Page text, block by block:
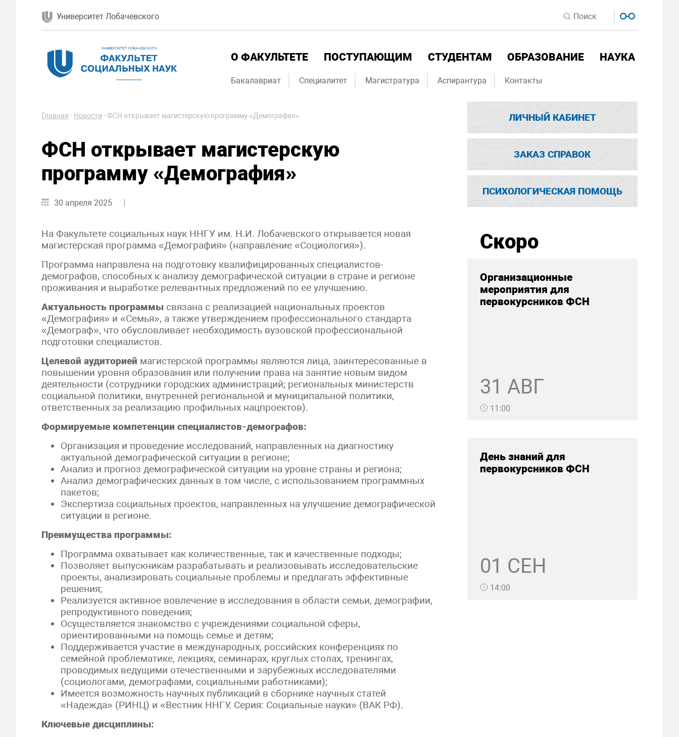
Университет Лобачевского
О ФАКУЛЬТЕТЕ ПОСТУПАЮЩИМ СТУДЕНТАМ ОБРАЗОВАНИЕ НАУКА
Бакалавриат Специалитет Магистратура Аспирантура Контакты
Главная - Новости -ФСН открывает магистерскую программу «Демография»
ФСН открывает магистерскую
программу «Демография»
30 апреля 2025
На Факультете социальных наук ННГУ им. Н.И. Лобачевского открывается новая
магистерская программа «Демография» (направление «Социология»).
Программа направлена на подготовку квалифицированных специалистов-
демографов, способных к анализу демографической ситуации в стране и регионе
проживания и выработке релевантных предложений по ее улучшению.
Актуальность программы связана с реализацией национальных проектов
«Демография» и «Семья», а также утверждением профессионального стандарта
«Демограф», что обусловливает необходимость вузовской профессиональной
подготовки специалистов.
Целевой аудиторией магистерской программы являются лица, заинтересованные в
повышении уровня образования или получении права на занятие новым видом
деятельности (сотрудники городских администраций; региональных министерств
социальной политики, внутренней региональной и муниципальной политики,
ответственных за реализацию профильных нацпроектов).
Формируемые компетенции специалистов-демографов:
Организация и проведение исследований, направленных на диагностику
актуальной демографической ситуации в регионе;
Анализ и прогноз демографической ситуации на уровне страны и региона;
Анализ демографических данных в том числе, с использованием программных
пакетов;
Экспертиза социальных проектов, направленных на улучшение демографической
ситуации в регионе.
Преимущества программы:
Программа охватывает как количественные, так и качественные подходы;
Позволяет выпускникам разрабатывать и реализовывать исследовательские
проекты, анализировать социальные проблемы и предлагать эффективные
решения;
Реализуется активное вовлечение в исследования в области семьи, демографии,
репродуктивного поведения;
Осуществляется знакомство с учреждениями социальной сферы,
ориентированными на помощь семье и детям;
Поддерживается участие в международных, российских конференциях по
семейной проблематике, лекциях, семинарах, круглых столах, тренингах,
проводимых ведущими отечественными и зарубежных исследователями
(социологами, демографами, социальными работниками);
Имеется возможность научных публикаций в сборнике научных статей
«Надежда» (РИНЦ) и «Вестник ННГУ. Серия: Социальные науки» (ВАК РФ).
Ключевые дисциплины:
ЛИЧНЫЙ КАБИНЕТ
ЗАКАЗ СПРАВОК
ПСИХОЛОГИЧЕСКАЯ ПОМОЩЬ
Скоро
Организационные
мероприятия для
первокурсников ФСН
31 АВГ
11:00
День знаний для
первокурсников ФСН
01 СЕН
14:00